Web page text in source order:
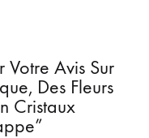
Votre Avis Sur
Des Fleurs
Cristaux